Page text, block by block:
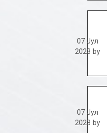
07 Јул
2023 by
07 Јул
2023 by